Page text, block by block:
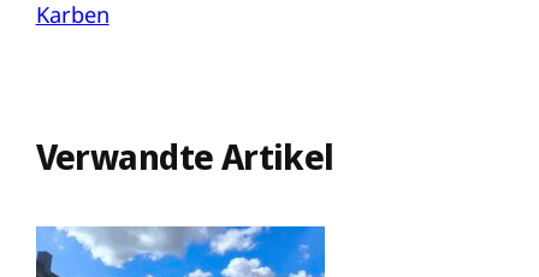
Karben
Verwandte Artikel